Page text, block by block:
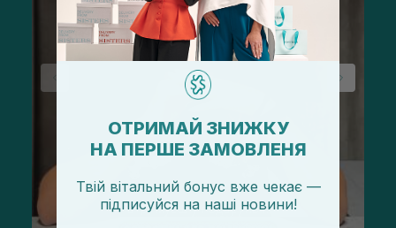
ОТРИМАЙ ЗНИЖКУ
НА ПЕРШЕ ЗАМОВЛЕНЯ
Твій вітальний бонус вже чекає —
підписуйся на наші новини!